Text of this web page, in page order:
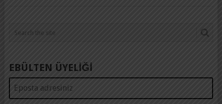
EBÜLTEN ÜYELİĞİ